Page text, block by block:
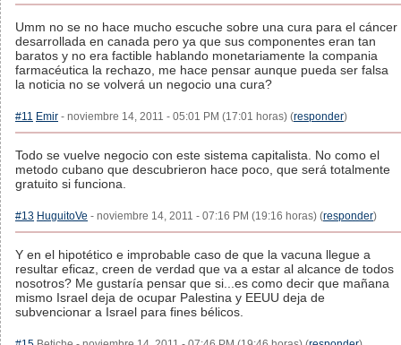
Umm no se no hace mucho escuche sobre una cura para el cáncer
desarrollada en canada pero ya que sus componentes eran tan
baratos y no era factible hablando monetariamente la compania
farmacéutica la rechazo, me hace pensar aunque pueda ser falsa
la noticia no se volverá un negocio una cura?
#11 Emir - noviembre 14, 2011 - 05:01 PM (17:01 horas) (responder)
Todo se vuelve negocio con este sistema capitalista. No como el
metodo cubano que descubrieron hace poco, que será totalmente
gratuito si funciona.
#13 HuguitoVe - noviembre 14, 2011 - 07:16 PM (19:16 horas) (responder)
Y en el hipotético e improbable caso de que la vacuna llegue a
resultar eficaz, creen de verdad que va a estar al alcance de todos
nosotros? Me gustaría pensar que si...es como decir que mañana
mismo Israel deja de ocupar Palestina y EEUU deja de
subvencionar a Israel para fines bélicos.